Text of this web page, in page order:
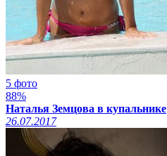
5 фото
88%
Наталья Земцова в купальнике
26.07.2017